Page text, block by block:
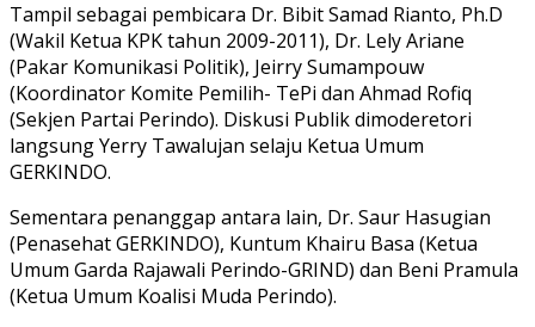
Tampil sebagai pembicara Dr. Bibit Samad Rianto, Ph.D
(Wakil Ketua KPK tahun 2009-2011), Dr. Lely Ariane
(Pakar Komunikasi Politik), Jeirry Sumampouw
(Koordinator Komite Pemilih- TePi dan Ahmad Rofiq
(Sekjen Partai Perindo). Diskusi Publik dimoderetori
langsung Yerry Tawalujan selaju Ketua Umum
GERKINDO.
Sementara penanggap antara lain, Dr. Saur Hasugian
(Penasehat GERKINDO), Kuntum Khairu Basa (Ketua
Umum Garda Rajawali Perindo-GRIND) dan Beni Pramula
(Ketua Umum Koalisi Muda Perindo).